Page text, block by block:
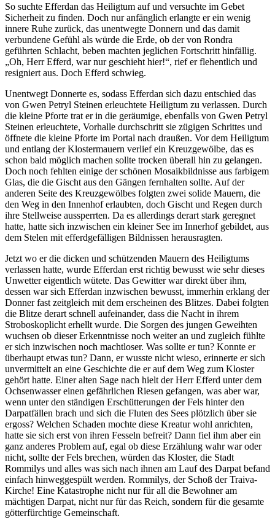
So suchte Efferdan das Heiligtum auf und versuchte im Gebet
Sicherheit zu finden. Doch nur anfänglich erlangte er ein wenig
innere Ruhe zurück, das unentwegte Donnern und das damit
verbundene Gefühl als würde die Erde, ob der von Rondra
geführten Schlacht, beben machten jeglichen Fortschritt hinfällig.
„Oh, Herr Efferd, war nur geschieht hier!“, rief er flehentlich und
resigniert aus. Doch Efferd schwieg.
Unentwegt Donnerte es, sodass Efferdan sich dazu entschied das
von Gwen Petryl Steinen erleuchtete Heiligtum zu verlassen. Durch
die kleine Pforte trat er in die geräumige, ebenfalls von Gwen Petryl
Steinen erleuchtete, Vorhalle durchschritt sie zügigen Schrittes und
öffnete die kleine Pforte im Portal nach draußen. Vor dem Heiligtum
und entlang der Klostermauern verlief ein Kreuzgewölbe, das es
schon bald möglich machen sollte trocken überall hin zu gelangen.
Doch noch fehlten einige der schönen Mosaikbildnisse aus farbigem
Glas, die die Gischt aus den Gängen fernhalten sollte. Auf der
anderen Seite des Kreuzgewölbes folgten zwei solide Mauern, die
den Weg in den Innenhof erlaubten, doch Gischt und Regen durch
ihre Stellweise aussperrten. Da es allerdings derart stark geregnet
hatte, hatte sich inzwischen ein kleiner See im Innerhof gebildet, aus
dem Stelen mit efferdgefälligen Bildnissen herausragten.
Jetzt wo er die dicken und schützenden Mauern des Heiligtums
verlassen hatte, wurde Efferdan erst richtig bewusst wie sehr dieses
Unwetter eigentlich wütete. Das Gewitter war direkt über ihm,
dessen war sich Efferdan inzwischen bewusst, immerhin erklang der
Donner fast zeitgleich mit dem erscheinen des Blitzes. Dabei folgten
die Blitze derart schnell aufeinander, dass die Nacht in ihrem
Stroboskoplicht erhellt wurde. Die Sorgen des jungen Geweihten
wuchsen ob dieser Erkenntnisse noch weiter an und zugleich fühlte
er sich inzwischen noch machtloser. Was sollte er tun? Konnte er
überhaupt etwas tun? Dann, er wusste nicht wieso, erinnerte er sich
unvermittelt an eine Geschichte die er auf dem Weg zum Kloster
gehört hatte. Einer alten Sage nach hielt der Herr Efferd unter dem
Ochsenwasser einen gefährlichen Riesen gefangen, was aber war,
wenn unter den ständigen Erschütterungen der Fels hinter den
Darpatfällen brach und sich die Fluten des Sees plötzlich über sie
ergoss? Welchen Schaden mochte diese Kreatur wohl anrichten,
hatte sie sich erst von ihren Fesseln befreit? Dann fiel ihm aber ein
ganz anderes Problem auf, egal ob diese Erzählung wahr war oder
nicht, sollte der Fels brechen, würden das Kloster, die Stadt
Rommilys und alles was sich nach ihnen am Lauf des Darpat befand
einfach hinweggespült werden. Rommilys, der Schoß der Traiva-
Kirche! Eine Katastrophe nicht nur für all die Bewohner am
mächtigen Darpat, nicht nur für das Reich, sondern für die gesamte
götterfürchtige Gemeinschaft.